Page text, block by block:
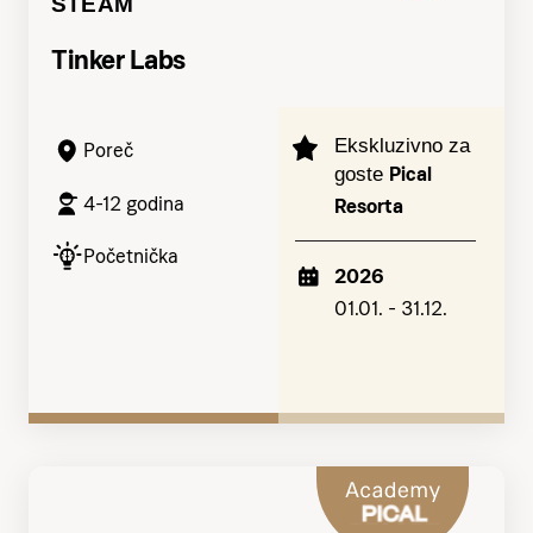
Tinker Labs
Poreč
4-12 godina
Početnička
Ekskluzivno za
goste Pical
Resorta
2026
01.01. - 31.12.